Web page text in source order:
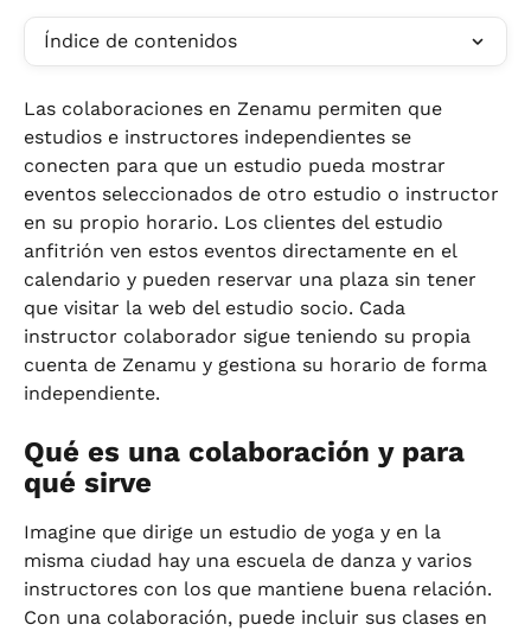
Índice de contenidos
Las colaboraciones en Zenamu permiten que
estudios e instructores independientes se
conecten para que un estudio pueda mostrar
eventos seleccionados de otro estudio o instructor
en su propio horario. Los clientes del estudio
anfitrión ven estos eventos directamente en el
calendario y pueden reservar una plaza sin tener
que visitar la web del estudio socio. Cada
instructor colaborador sigue teniendo su propia
cuenta de Zenamu y gestiona su horario de forma
independiente.
Qué es una colaboración y para
qué sirve
Imagine que dirige un estudio de yoga y en la
misma ciudad hay una escuela de danza y varios
instructores con los que mantiene buena relación.
Con una colaboración, puede incluir sus clases en